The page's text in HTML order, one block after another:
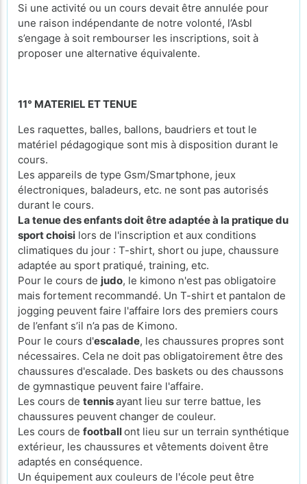
Si une activité ou un cours devait être annulée pour
une raison indépendante de notre volonté, l’Asbl
s’engage à soit rembourser les inscriptions, soit à
proposer une alternative équivalente.
11° MATERIEL ET TENUE
Les raquettes, balles, ballons, baudriers et tout le
matériel pédagogique sont mis à disposition durant le
cours.
Les appareils de type Gsm/Smartphone, jeux
électroniques, baladeurs, etc. ne sont pas autorisés
durant le cours.
La tenue des enfants doit être adaptée à la pratique du
sport choisi lors de l'inscription et aux conditions
climatiques du jour : T-shirt, short ou jupe, chaussure
adaptée au sport pratiqué, training, etc.
Pour le cours de judo, le kimono n'est pas obligatoire
mais fortement recommandé. Un T-shirt et pantalon de
jogging peuvent faire l'affaire lors des premiers cours
de l’enfant s’il n’a pas de Kimono.
Pour le cours d'escalade, les chaussures propres sont
nécessaires. Cela ne doit pas obligatoirement être des
chaussures d'escalade. Des baskets ou des chaussons
de gymnastique peuvent faire l'affaire.
Les cours de tennisayant lieu sur terre battue, les
chaussures peuvent changer de couleur.
Les cours de footballont lieu sur un terrain synthétique
extérieur, les chaussures et vêtements doivent être
adaptés en conséquence.
Un équipement aux couleurs de l'école peut être